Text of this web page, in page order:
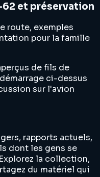
et préservation
route, exemples
pour la famille
de fils de
ci-dessus
sur l'avion
rapports actuels,
dont les gens se
la collection,
du matériel qui